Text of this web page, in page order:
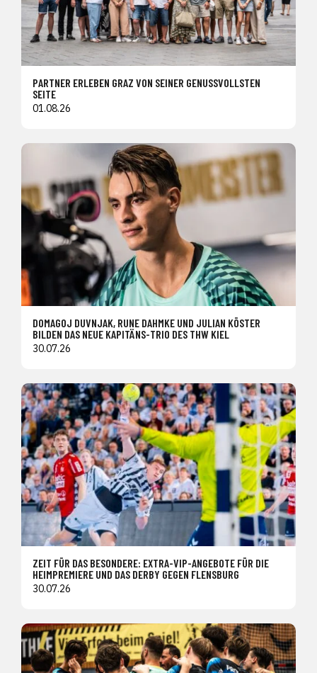
PARTNER ERLEBEN GRAZ VON SEINER GENUSSVOLLSTEN
SEITE
01.08.26
DOMAGOJ DUVNJAK, RUNE DAHMKE UND JULIAN KÖSTER
BILDEN DAS NEUE KAPITÄNS-TRIO DES THW KIEL
30.07.26
ZEIT FÜR DAS BESONDERE: EXTRA-VIP-ANGEBOTE FÜR DIE
HEIMPREMIERE UND DAS DERBY GEGEN FLENSBURG
30.07.26